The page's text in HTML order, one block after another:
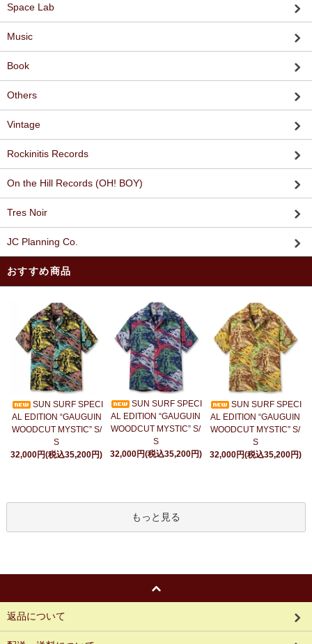
Space Lab
Music
Book
Others
Vintage
Rockinitis Records
On the Hill Records (OH! BOY)
Tres Noir
JC Planning Co.
おすすめ商品
SUN SURF SPECI
AL EDITION “GAUGUIN
WOODCUT MYSTIC” S/
S
32,000円(税込35,200円)
SUN SURF SPECI
AL EDITION “GAUGUIN
WOODCUT MYSTIC” S/
S
32,000円(税込35,200円)
SUN SURF SPECI
AL EDITION “GAUGUIN
WOODCUT MYSTIC” S/
S
32,000円(税込35,200円)
もっと見る
返品について